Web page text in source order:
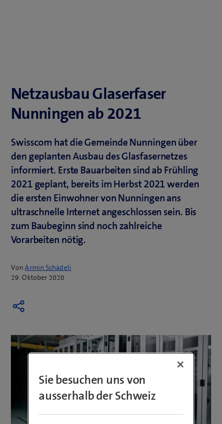
Netzausbau Glaserfaser
Nunningen ab 2021
Swisscom hat die Gemeinde Nunningen über
den geplanten Ausbau des Glasfasernetzes
informiert. Erste Bauarbeiten sind ab Frühling
2021 geplant, bereits im Herbst 2021 werden
die ersten Einwohner von Nunningen ans
ultraschnelle Internet angeschlossen sein. Bis
zum Baubeginn sind noch zahlreiche
Vorarbeiten nötig.
VonArmin Schädeli
29. Oktober 2020
Sie besuchen uns von
ausserhalb der Schweiz